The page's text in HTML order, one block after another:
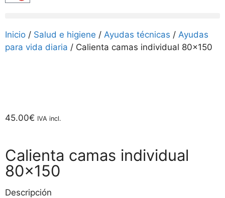
Inicio / Salud e higiene / Ayudas técnicas / Ayudas
para vida diaria / Calienta camas individual 80×150
45.00€ IVA incl.
Calienta camas individual
80×150
Descripción